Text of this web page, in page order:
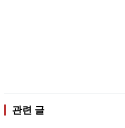
관련 글